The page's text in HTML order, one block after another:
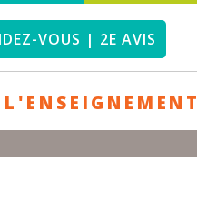
VOUS | 2E AVIS
L'ENSEIGNEMENT